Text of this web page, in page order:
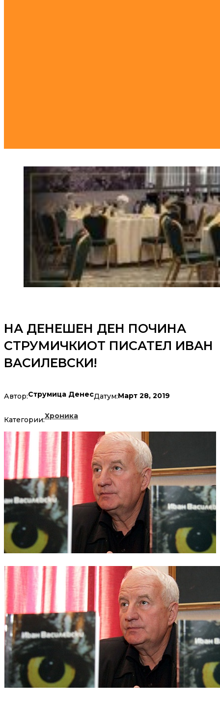
НА ДЕНЕШЕН ДЕН ПОЧИНА
СТРУМИЧКИОТ ПИСАТЕЛ ИВАН
ВАСИЛЕВСКИ!
Автор:Струмица ДенесДатум:Март 28, 2019
Категории:Хроника